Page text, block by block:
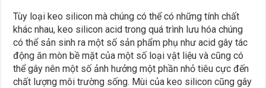
Tùy loại keo silicon mà chúng có thể có những tính chất
khác nhau, keo silicon acid trong quá trình lưu hóa chúng
có thể sản sinh ra một số sản phẩm phụ như acid gây tác
động ăn mòn bề mặt của một số loại vật liệu và cũng có
thể gây nên một số ảnh hưởng một phần nhỏ tiêu cực đến
chất lượng môi trường sống. Mùi của keo silicon cũng gây